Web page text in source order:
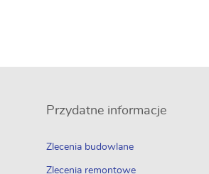
Przydatne informacje
Zlecenia budowlane
Zlecenia remontowe